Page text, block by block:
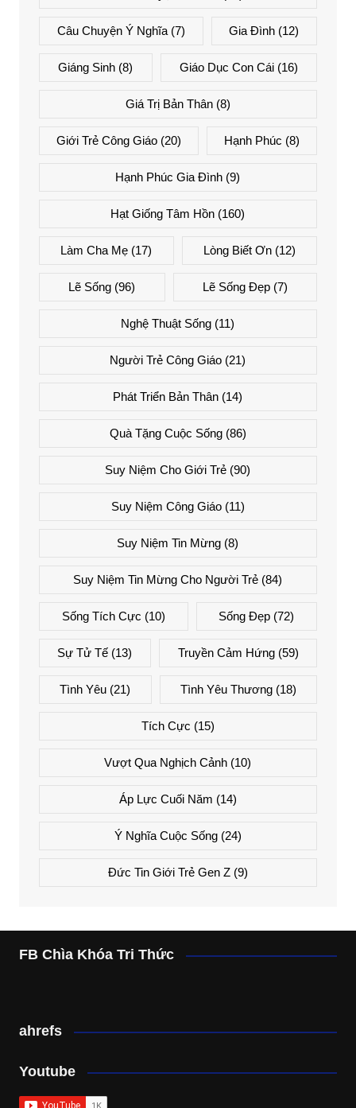
Câu Chuyện Ý Nghĩa(7) Gia Đình (12)
Giáng Sinh (8) Giáo Dục Con Cái(16)
Giá Trị Bản Thân(8)
Giới Trẻ Công Giáo(20) Hạnh Phúc (8)
Hạnh Phúc Gia Đình (9)
Hạt Giống Tâm Hồn (160)
Làm Cha Mẹ (17) Lòng Biết Ơn(12)
Lẽ Sống (96) Lẽ Sống Đẹp(7)
Nghệ Thuật Sống (11)
Người Trẻ Công Giáo (21)
Phát Triển Bản Thân (14)
Quà Tặng Cuộc Sống(86)
Suy Niệm Cho Giới Trẻ (90)
Suy Niệm Công Giáo(11)
Suy Niệm Tin Mừng (8)
Suy Niệm Tin Mừng Cho Người Trẻ (84)
Sống Tích Cực (10) Sống Đẹp (72)
Sự Tử Tế (13) Truyền Cảm Hứng(59)
Tình Yêu (21) Tình Yêu Thương(18)
Tích Cực (15)
Vượt Qua Nghịch Cảnh (10)
Áp Lực Cuối Năm (14)
Ý Nghĩa Cuộc Sống(24)
Đức Tin Giới Trẻ Gen Z(9)
FB Chìa Khóa Tri Thức
ahrefs
Youtube